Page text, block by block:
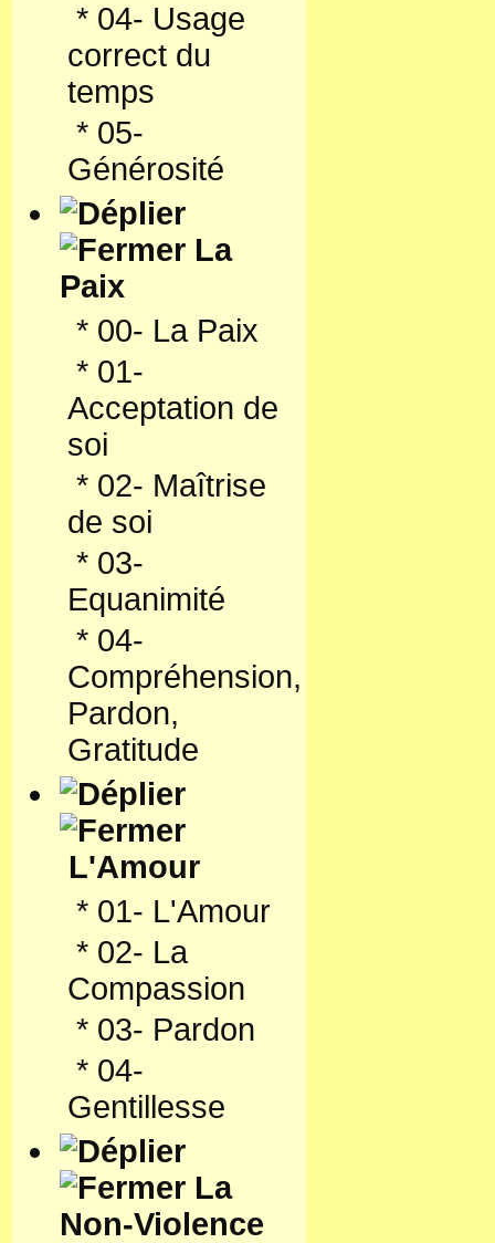
* 04- Usage
correct du
temps
* 05-
Générosité
La
Paix
* 00- La Paix
* 01-
Acceptation de
soi
* 02- Maîtrise
de soi
* 03-
Equanimité
* 04-
Compréhension,
Pardon,
Gratitude
L'Amour
* 01- L'Amour
* 02- La
Compassion
* 03- Pardon
* 04-
Gentillesse
La
Non-Violence